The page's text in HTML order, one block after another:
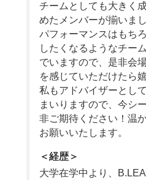
チームとしても大きく
めたメンバーが揃いまし
パフォーマンスはもち
したくなるようなチー
でいますので、是非会
を感じていただけたら
私もアドバイザーとし
まいりますので、今シ
非ご期待ください！温
お願いいたします。
＜経歴＞
大学在学中より、